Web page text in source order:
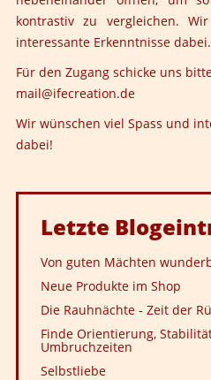
kontrastiv zu vergleichen.
interessante Erkenntnisse dabei.
Für den Zugang schicke uns
mail@ifecreation.de
Wir wünschen viel Spass und
dabei!
Letzte
Von guten Mächten
Neue Produkte im Shop
Die Rauhnächte - Zeit der
Finde Orientierung,
Umbruchzeiten
Selbstliebe